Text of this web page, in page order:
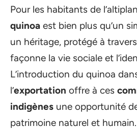
Pour les habitants de
quinoa est bien plus qu’un
un héritage, protégé à
façonne la vie sociale et
L’introduction du quinoa
l’exportation offre à ces
indigènes une opportunité
patrimoine naturel et humain.